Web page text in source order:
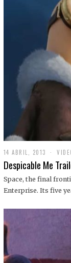
14 ABRIL, 2013
9
D
C
I
1
Despicable Me
Space, the final
Enterprise. Its five